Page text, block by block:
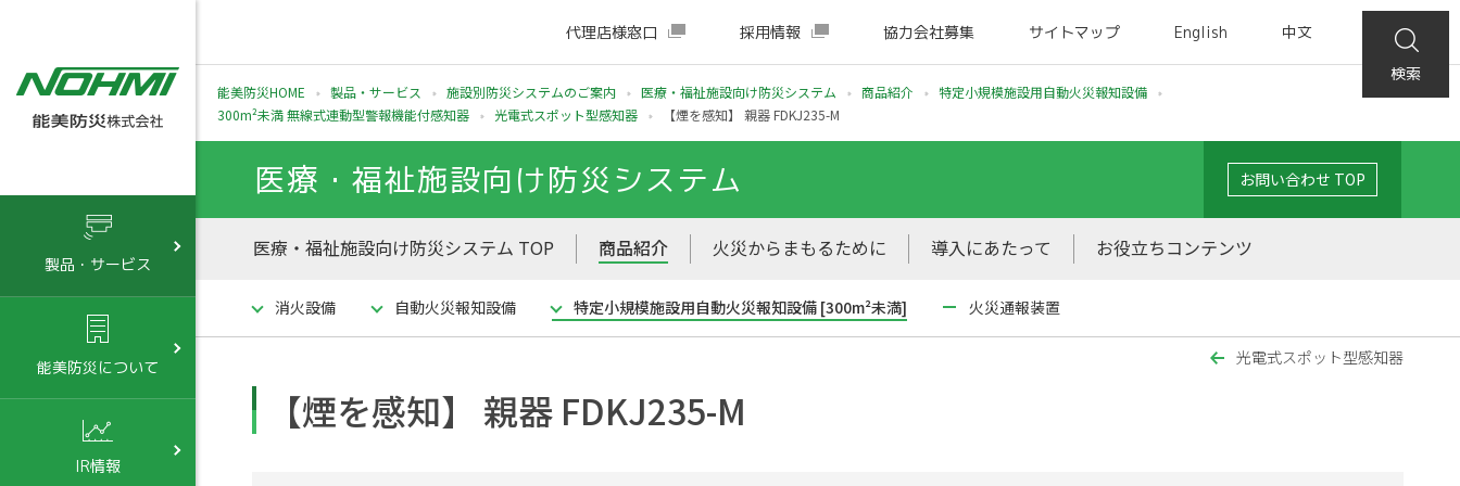
代理店様窓口 採用情報 協力会社募集 サイトマップ English
中文
検索
製品・サービス
能美防災について
IR情報
能美防災HOME 製品・サービス 施設別防災システムのご案内 医療・福祉施設向け防災システム 商品紹介
特定小規模施設用自動火災報知設備
300m²未満 無線式連動型警報機能付感知器
光電式スポット型感知器 【煙を感知】 親器 FDKJ235-M
医療・福祉施設向け防災システム お問い合わせ TOP
医療・福祉施設向け防災システム TOP 商品紹介 火災からまもるために 導入にあたって お役立ちコンテンツ
消火設備 自動火災報知設備 特定小規模施設用自動火災報知設備 [300m²未満] 火災通報装置
光電式スポット型感知器
【煙を感知】 親器 FDKJ235-M